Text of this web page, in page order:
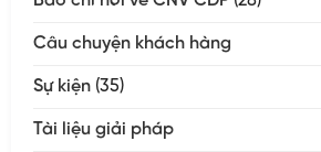
Câu chuyện khách hàng
Sự kiện(35)
Tài liệu giải pháp